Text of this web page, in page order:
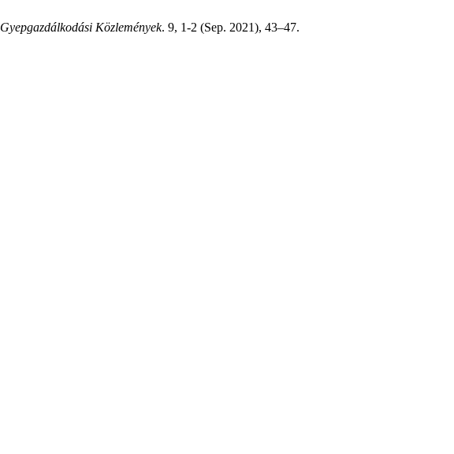
Gyepgazdálkodási Közlemények. 9, 1-2 (Sep. 2021), 43–47.